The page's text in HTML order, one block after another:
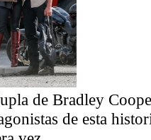
de Bradley
de esta